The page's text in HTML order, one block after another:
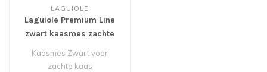
LAGUIOLE
Laguiole Premium Line
zwart kaasmes zachte
kaas
Kaasmes Zwart voor
zachte kaas